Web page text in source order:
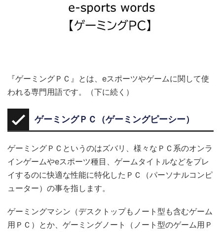
『ゲーミングＰＣ』とは、eスポーツやゲームに関して使
われる専門用語です。（下に続く）
ゲーミングＰＣ（ゲーミングピーシー）
ゲーミングＰＣというのはズバリ、様々なＰＣ系のオンラ
インゲームやeスポーツ種目、ゲームタイトルなどをプレ
イするのに快適な性能に特化したＰＣ（パーソナルコンピ
ューター）の事を指します。
ゲーミングマシン（デスクトップもノート型も含むゲーム
用ＰＣ）とか、ゲーミングノート（ノート型のゲーム用Ｐ